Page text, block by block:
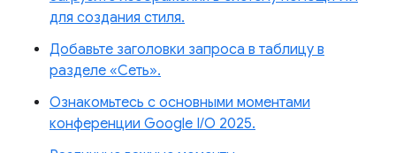
для создания стиля.
Добавьте заголовки запроса в таблицу в
разделе «Сеть».
Ознакомьтесь с основными моментами
конференции Google I/O 2025.